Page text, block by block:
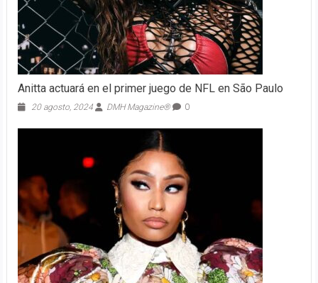
Anitta actuará en el primer juego de NFL en São Paulo
20 agosto, 2024 DMH Magazine® 0